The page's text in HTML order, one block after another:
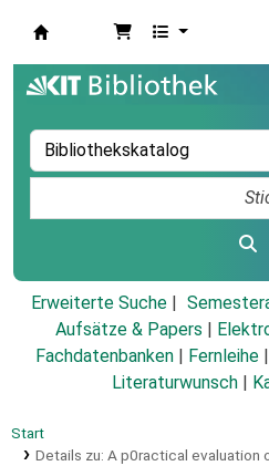
Erweiterte Suche
Aufsätze & Papers
Fachdatenbanken
Fernleihe
Literaturwunsch
Start
Details zu: A p0ractical evaluation